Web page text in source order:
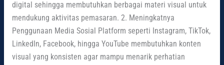
digital sehingga membutuhkan berbagai materi visual untuk
mendukung aktivitas pemasaran. 2. Meningkatnya
Penggunaan Media Sosial Platform seperti Instagram, TikTok,
LinkedIn, Facebook, hingga YouTube membutuhkan konten
visual yang konsisten agar mampu menarik perhatian